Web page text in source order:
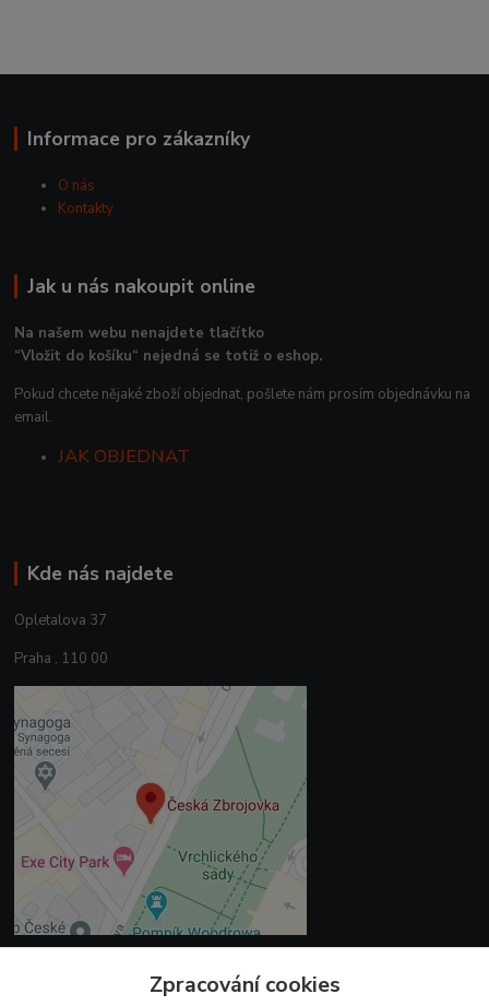
Informace pro zákazníky
O nás
Kontakty
Jak u nás nakoupit online
Na našem webu nenajdete tlačítko
“Vložit do košíku“ nejedná se totiž o eshop.
Pokud chcete nějaké zboží objednat, pošlete nám prosím objednávku na
email.
JAK OBJEDNAT
Kde nás najdete
Opletalova 37
Praha , 110 00
Zpracování cookies